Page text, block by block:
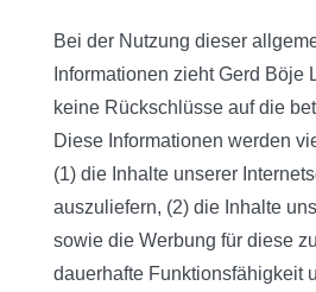
Bei der Nutzung dieser
Informationen zieht Gerd Böje
keine Rückschlüsse auf die
Diese Informationen werden
(1) die Inhalte unserer
auszuliefern, (2) die Inhalte
sowie die Werbung für diese
dauerhafte Funktionsfähigkeit